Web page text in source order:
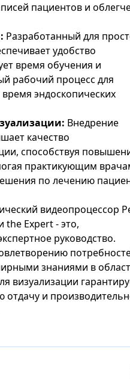
пациентов и
Разработанный для
удобство
время обучения и
рабочий процесс для
эндоскопических
Внедрение
качество
способствуя
практикующим
по лечению
видеопроцессор
the Expert - это,
руководство.
знаниями в
визуализации
и